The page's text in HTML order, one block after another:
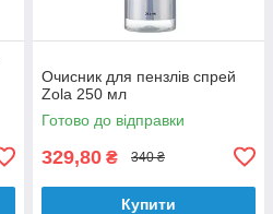
Очисник для пензлів спрей
Zola 250 мл
Готово до відправки
329,80 ₴ 340 ₴
Купити